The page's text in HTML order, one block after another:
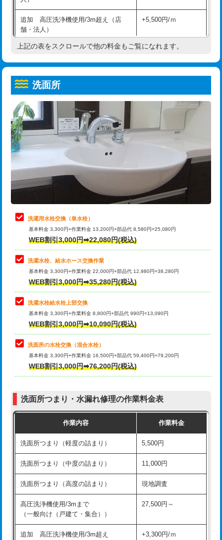
コンクリート斫り（厚さ10㎝超え）
モルタル補修（厚さ10㎝まで） 27,500円
モルタル補修（厚さ10㎝超え） 38,500円
洗面台設置 38,500円
追加人工
廃棄・処分 現場見積
※給水管工事は20mmまでの価格です。
給水管工事※（ホール加工)
給水管工事※（バンド止め) 3,300円
給水管工事※（支持金具設置) 5,500円
給水管工事※（保温材使用（バンド止
め込み）)
5,500円
給水管工事※（土の掘削・埋め戻し作
業)
11,000円
給水管工事※（塩ビ管（VP・HI）使
用/3ｍまで)
33,000円
給水管工事※（塩ビ管（VP・HI）使
用（追加）/3ｍ超え)
給水管工事※（ライニング鋼管・銅
管・ポリ管・HT管使用/3ｍまで)
44,000円
給水管工事※（ライニング鋼管・銅
管・ポリ管・HT管使用/3ｍ超え)
排水管工事（土の掘削・埋め戻し作
業）
排水管工事（排水管工事/3ｍまで） 55,000円
排水管工事（追加 排水管工事/3ｍ超
え）
マス交換（土の掘削・埋め戻し作業）
マス交換（深さ50㎝未満）
マス交換（深さ50㎝以上）
モルタル補修（厚さ10㎝まで） 27,500円
モルタル補修（厚さ10㎝超え） 38,500円
洗面台設置 38,500円
バスタブ設置 現場見積
追加人工 16,500円
廃棄・処分 現場見積
追加 高圧洗浄機使用/3m超え（店
舗・法人）
+5,500円/ｍ
高度高圧洗浄換 現地調査
トーラー機使用/3mまで
追加トーラー機使用/3m超え +3,300円
カメラ調査 33,000円
桝清掃
止水・漏水調査・防水処理・清掃・修
理・調整・分解・加工など（軽作業）
11,000円
止水・漏水調査・防水処理・清掃・修
理・調整・分解・加工など（中作業）
22,000円
止水・漏水調査・防水処理・清掃・修
理・調整・分解・加工など（重作業）
33,000円
キッチンタンク脱着
その他部品の脱着
交換・取付（タンク）
交換・取付(単水栓（壁付・デッキ
式）)
交換・取付(混合水栓（壁付・デッキ
式・ワンホール）)
16,500円+材料費
（P/S/ポップアップ））
交換・取付（その他部品） 11,000円+材料費
持込商品取付（単水栓） 13,200円
持込商品取付（混合水栓） 16,500円
持込商品取付（浄水器・分岐水栓） 16,500円
給水管工事※（ホール加工) 16,500円
給水管工事※（バンド止め)
給水管工事※（支持金具設置) 5,500円
上記の表をスクロールで他の料金もご覧になれます。
洗面所
洗濯用水栓交換（単水栓）
基本料金 3,300円+作業料金 13,200円+部品代 8,580円=25,080円
WEB割引3,000円➡22,080円(税込)
洗濯水栓、給水ホース交換作業
基本料金 3,300円+作業料金 22,000円+部品代 12,980円=38,280円
WEB割引3,000円➡35,280円(税込)
洗濯水栓給水栓上部交換
基本料金 3,300円+作業料金 8,800円+部品代 990円=13,090円
WEB割引3,000円➡10,090円(税込)
洗面所の水栓交換（混合水栓）
基本料金 3,300円+作業料金 16,500円+部品代 59,400円=79,200円
WEB割引3,000円➡76,200円(税込)
洗面所つまり・水漏れ修理の作業料金表
作業内容 作業料金
洗面所つまり（軽度の詰まり） 5,500円
洗面所つまり（中度の詰まり） 11,000円
洗面所つまり（高度の詰まり） 現地調査
高圧洗浄機使用/3mまで
（一般向け（戸建て・集合））
27,500円～
追加 高圧洗浄機使用/3m超え
+3,300円/ｍ